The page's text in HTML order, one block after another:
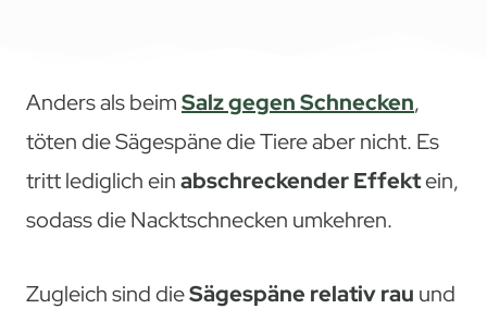
Anders als beimSalz gegen Schnecken,
töten die Sägespäne die Tiere aber nicht. Es
tritt lediglich einabschreckender Effektein,
sodass die Nacktschnecken umkehren.
Zugleich sind dieSägespäne relativ rau und